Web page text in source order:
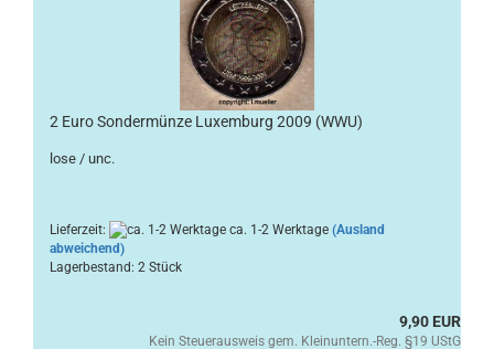
2 Euro Sondermünze Luxemburg 2009 (WWU)
lose / unc.
Lieferzeit: ca. 1-2 Werktage (Ausland
abweichend)
Lagerbestand: 2 Stück
9,90 EUR
Kein Steuerausweis gem. Kleinuntern.-Reg. §19 UStG